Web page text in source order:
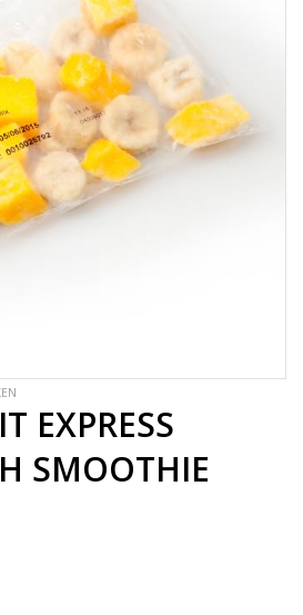
EXPRESS
SMOOTHIE